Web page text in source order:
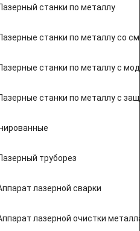
станки по металлу
станки по металлу со
станки по металлу с
станки по металлу с
труборез
лазерной сварки
лазерной очистки